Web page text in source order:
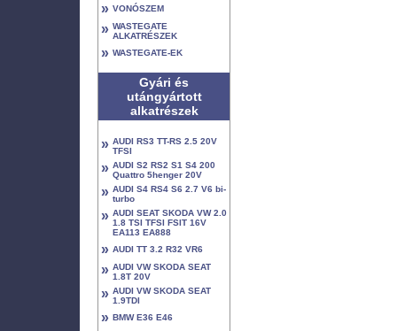
» VONÓSZEM
» WASTEGATE
ALKATRÉSZEK
» WASTEGATE-EK
Gyári és
utángyártott
alkatrészek
» AUDI RS3 TT-RS 2.5 20V
TFSI
» AUDI S2 RS2 S1 S4 200
Quattro 5henger 20V
» AUDI S4 RS4 S6 2.7 V6 bi-
turbo
» AUDI SEAT SKODA VW 2.0
1.8 TSI TFSI FSIT 16V
EA113 EA888
» AUDI TT 3.2 R32 VR6
» AUDI VW SKODA SEAT
1.8T 20V
» AUDI VW SKODA SEAT
1.9TDI
» BMW E36 E46